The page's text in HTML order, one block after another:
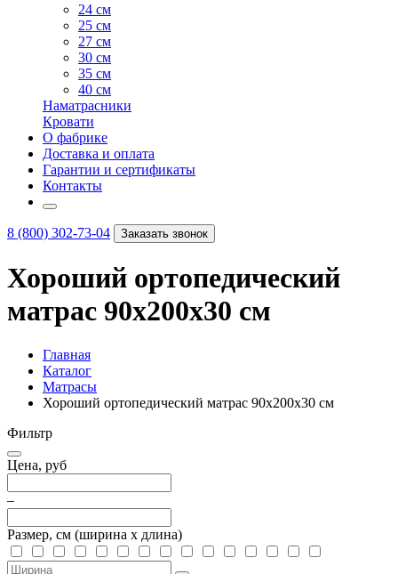
24 см
25 см
27 см
30 см
35 см
40 см
Наматрасники
Кровати
О фабрике
Доставка и оплата
Гарантии и сертификаты
Контакты
8 (800) 302-73-04 Заказать звонок
Хороший ортопедический
матрас 90х200х30 см
Главная
Каталог
Матрасы
Хороший ортопедический матрас 90х200х30 см
Фильтр
Цена, руб
–
Размер, см (ширина х длина)